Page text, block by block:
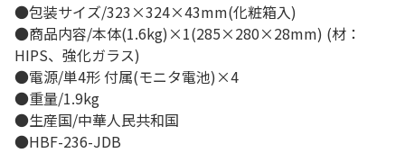
●包装サイズ/323×324×43mm(化粧箱入)
●商品内容/本体(1.6kg)×1(285×280×28mm) (材：
HIPS、強化ガラス)
●電源/単4形 付属(モニタ電池)×4
●重量/1.9kg
●生産国/中華人民共和国
●HBF-236-JDB